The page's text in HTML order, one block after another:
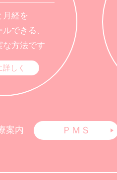
月経を
できる、
な方法です
詳しく
案内 ＰＭＳ